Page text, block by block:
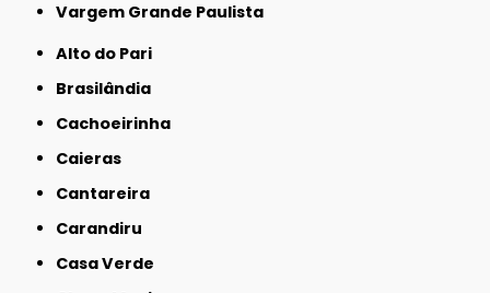
Vargem Grande Paulista
Alto do Pari
Brasilândia
Cachoeirinha
Caieras
Cantareira
Carandiru
Casa Verde